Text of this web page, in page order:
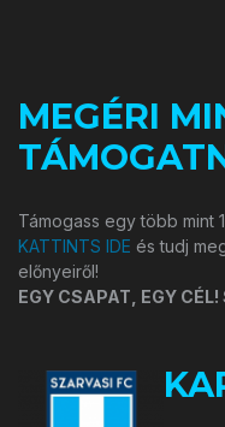
MEGÉRI
Támogass egy több mint
KATTINTS IDE és tudj
előnyeiről!
EGY CSAPAT, EGY